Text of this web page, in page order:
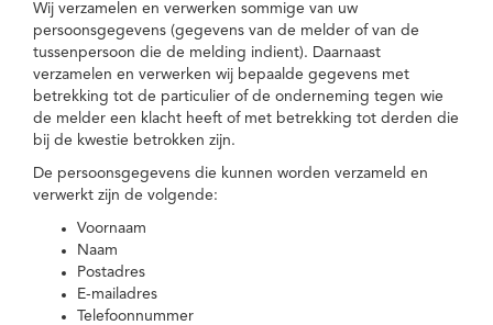
Wij verzamelen en verwerken sommige van uw
persoonsgegevens (gegevens van de melder of van de
tussenpersoon die de melding indient). Daarnaast
verzamelen en verwerken wij bepaalde gegevens met
betrekking tot de particulier of de onderneming tegen wie
de melder een klacht heeft of met betrekking tot derden die
bij de kwestie betrokken zijn.
De persoonsgegevens die kunnen worden verzameld en
verwerkt zijn de volgende:
Voornaam
Naam
Postadres
E-mailadres
Telefoonnummer